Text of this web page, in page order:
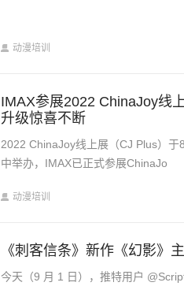
动漫培训
IMAX参展2022 ChinaJoy线
升级惊喜不断
2022 ChinaJoy线上展（CJ Plus）
中举办，IMAX已正式参展ChinaJo
动漫培训
《刺客信条》新作《幻影》
今天（9 月 1 日），推特用户